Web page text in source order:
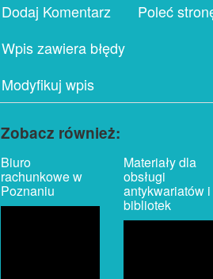
Dodaj Komentarz
Poleć
Wpis zawiera błędy
Modyfikuj wpis
Zobacz również:
Biuro
rachunkowe w
Poznaniu
Materiały dla
obsługi
antykwariatów i
bibliotek